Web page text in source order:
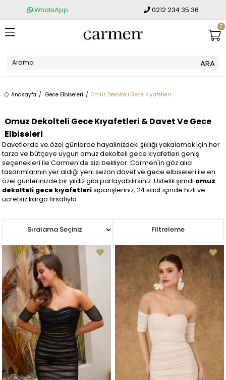
WhatsApp 0212 234 35 36
0
Anasayfa Gece Elbiseleri Omuz Dekolteli Gece Kıyafetleri
Omuz Dekolteli Gece Kıyafetleri & Davet Ve Gece
Elbiseleri
Davetlerde ve özel günlerde hayalinizdeki şıklığı yakalamak için her
tarza ve bütçeye uygun omuz dekolteli gece kıyafetleri geniş
seçenekleri ile Carmen’de sizi bekliyor. Carmen'in göz alıcı
tasarımlarının yer aldığı yeni sezon davet ve gece elbiseleri ile en
özel günlerinizde bir yıldız gibi parlayabilirsiniz. Üstelik şimdi omuz
dekolteli gece kıyafetlerisiparişleriniz, 24 saat içinde hızlı ve
ücretsiz kargo fırsatıyla.
Filtreleme
Sıralama